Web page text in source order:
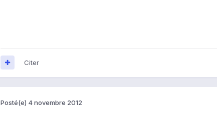
Citer
Posté(e) 4 novembre 2012